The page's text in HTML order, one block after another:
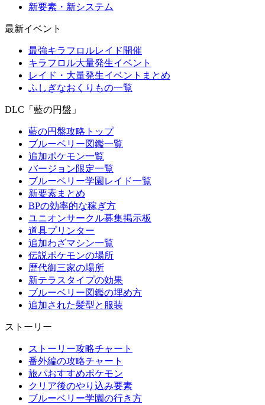
新要素・新システム
最新イベント
最強キラフロルレイド開催
キラフロル大量発生イベント
レイド・大量発生イベントまとめ
ふしぎなおくりもの一覧
DLC「藍の円盤」
藍の円盤攻略トップ
ブルーベリー図鑑一覧
追加ポケモン一覧
バージョン限定一覧
ブルーベリー学園レイド一覧
新要素まとめ
BPの効率的な稼ぎ方
ユニオンサークル募集掲示板
道具プリンター
追加わざマシン一覧
伝説ポケモンの場所
歴代御三家の場所
新テラスタイプの効果
ブルーベリー図鑑の埋め方
追加された髪型と服装
ストーリー
ストーリー攻略チャート
番外編の攻略チャート
旅パおすすめポケモン
クリア後のやり込み要素
ブルーベリー学園の行き方